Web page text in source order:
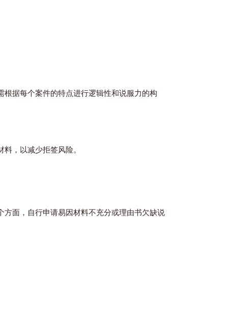
据每个案件的特点进行逻辑性和说服力的构
，以减少拒签风险。
面，自行申请易因材料不充分或理由书欠缺说